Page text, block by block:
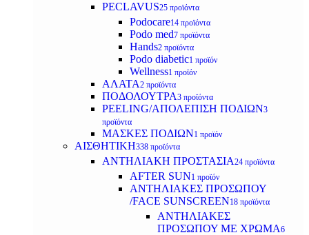
PECLAVUS25 προϊόντα
Podocare14 προϊόντα
Podo med7 προϊόντα
Hands2 προϊόντα
Podo diabetic1 προϊόν
Wellness1 προϊόν
ΑΛΑΤΑ2 προϊόντα
ΠΟΔΟΛΟΥΤΡΑ3 προϊόντα
PEELING/ΑΠΟΛΕΠΙΣΗ ΠΟΔΙΩΝ3
προϊόντα
ΜΑΣΚΕΣ ΠΟΔΙΩΝ1 προϊόν
ΑΙΣΘΗΤΙΚΗ338 προϊόντα
ΑΝΤΗΛΙΑΚΗ ΠΡΟΣΤΑΣΙΑ24 προϊόντα
AFTER SUN1 προϊόν
ΑΝΤΗΛΙΑΚΕΣ ΠΡΟΣΩΠΟΥ
/FACE SUNSCREEN18 προϊόντα
ΑΝΤΗΛΙΑΚΕΣ
ΠΡΟΣΩΠΟΥ ΜΕ ΧΡΩΜΑ6